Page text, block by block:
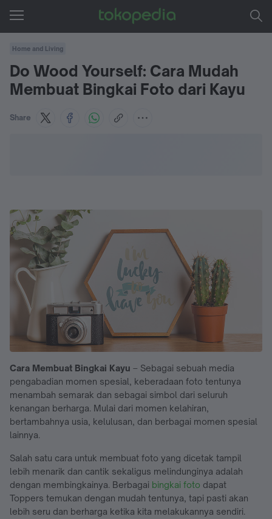
Home and Living
Do Wood Yourself: Cara Mudah
Membuat Bingkai Foto dari Kayu
Share
Cara Membuat Bingkai Kayu – Sebagai sebuah media
pengabadian momen spesial, keberadaan foto tentunya
menambah semarak dan sebagai simbol dari seluruh
kenangan berharga. Mulai dari momen kelahiran,
bertambahnya usia, kelulusan, dan berbagai momen spesial
lainnya.
Salah satu cara untuk membuat foto yang dicetak tampil
lebih menarik dan cantik sekaligus melindunginya adalah
dengan membingkainya. Berbagai bingkai foto dapat
Toppers temukan dengan mudah tentunya, tapi pasti akan
lebih seru dan berharga ketika kita melakukannya sendiri.